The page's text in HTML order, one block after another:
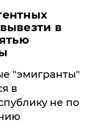
в
"эмигранты"
в
не по